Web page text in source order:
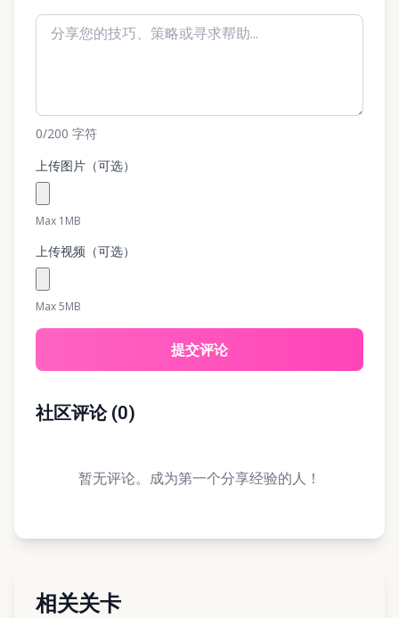
0/200 字符
上传图片（可选）
Max 1MB
上传视频（可选）
Max 5MB
提交评论
社区评论(0)
暂无评论。成为第一个分享经验的人！
相关关卡